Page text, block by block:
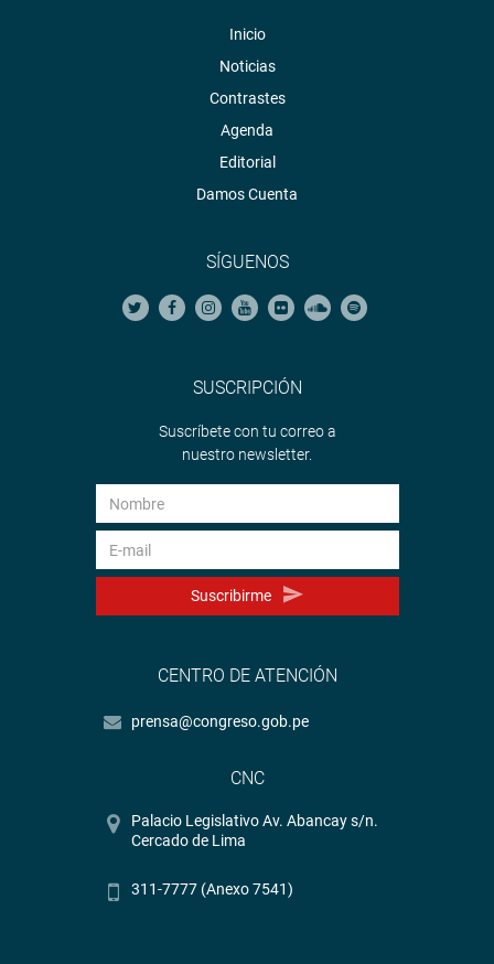
Inicio
Noticias
Contrastes
Agenda
Editorial
Damos Cuenta
SÍGUENOS
SUSCRIPCIÓN
Suscríbete con tu correo a
nuestro newsletter.
Suscribirme
CENTRO DE ATENCIÓN
prensa@congreso.gob.pe
CNC
Palacio Legislativo Av. Abancay s/n.
Cercado de Lima
311-7777 (Anexo 7541)